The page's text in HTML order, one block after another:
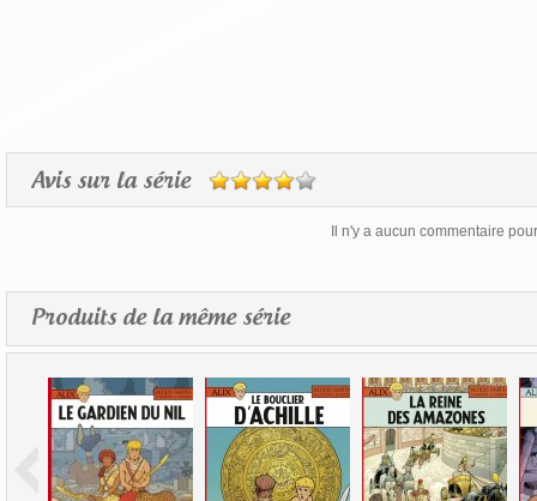
Avis sur la série
Il n'y a aucun commentaire
Produits de la même série